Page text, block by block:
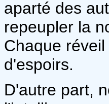
aparté des
repeupler la
Chaque
d'espoirs.
D'autre part,